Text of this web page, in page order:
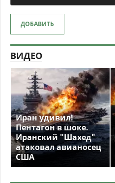
ДОБАВИТЬ
ВИДЕО
Иран удивил!
Пентагон в шоке.
Иранский "Шахед"
атаковал авианосец
США